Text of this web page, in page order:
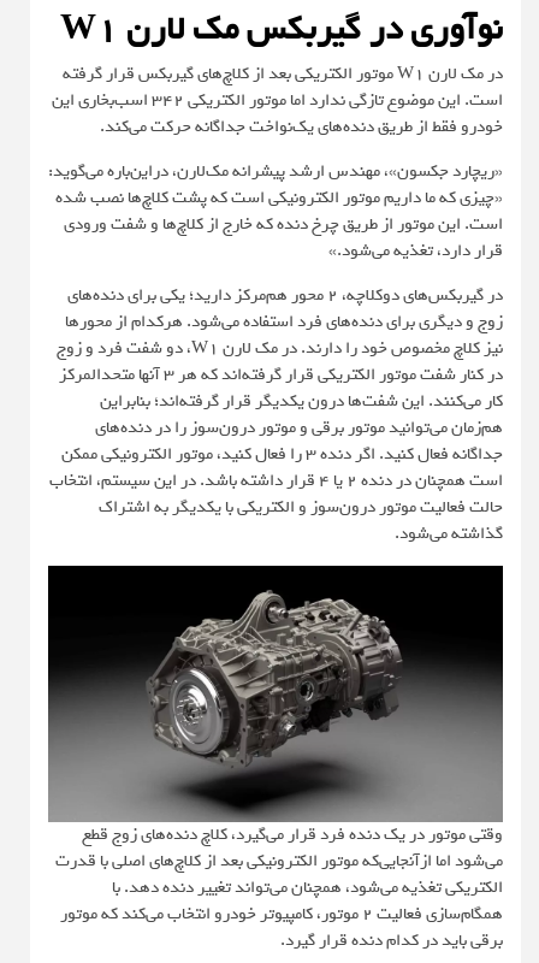
نوآوری در گیربکس مک لارن W1
در مک لارن W1 موتور الکتریکی بعد از کلاچ‌های گیربکس قرار گرفته
است. این موضوع تازگی ندارد اما موتور الکتریکی 342 اسب‌بخاری این
خودرو فقط از طریق دنده‌های یک‌نواخت جداگانه حرکت می‌کند.
«ریچارد جکسون»، مهندس ارشد پیشرانه مک‌لارن، دراین‌باره می‌گوید:
«چیزی که ما داریم موتور الکترونیکی است که پشت کلاچ‌ها نصب شده
است. این موتور از طریق چرخ دنده که خارج از کلاچ‌ها و شفت ورودی
قرار دارد، تغذیه می‌شود.»
در گیربکس‌های دوکلاچه، ۲ محور هم‌مرکز دارید؛ یکی برای دنده‌های
زوج و دیگری برای دنده‌های فرد استفاده می‌شود. هرکدام از محورها
نیز کلاچ مخصوص خود را دارند. در مک لارن W1، دو شفت فرد و زوج
در کنار شفت موتور الکتریکی قرار گرفته‌اند که هر ۳ آنها متحدالمرکز
کار می‌کنند. این شفت‌ها درون یکدیگر قرار گرفته‌اند؛ بنابراین
هم‌زمان می‌توانید موتور برقی و موتور درون‌سوز را در دنده‌های
جداگانه فعال کنید. اگر دنده 3 را فعال کنید، موتور الکترونیکی ممکن
است همچنان در دنده 2 یا 4 قرار داشته باشد. در این سیستم، انتخاب
حالت فعالیت موتور درون‌سوز و الکتریکی با یکدیگر به اشتراک
گذاشته می‌شود.
وقتی موتور در یک دنده فرد قرار می‌گیرد، کلاچ دنده‌های زوج قطع
می‌شود اما از‌آنجایی‌که موتور الکترونیکی بعد از کلاچ‌های اصلی با قدرت
الکتریکی تغذیه می‌شود، همچنان می‌تواند تغییر دنده دهد. با
همگام‌سازی فعالیت ۲ موتور، کامپیوتر خودرو انتخاب می‌کند که موتور
برقی باید در کدام دنده قرار گیرد.